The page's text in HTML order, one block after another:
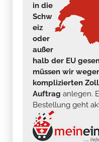
in die
Schw
eiz
oder
außer
halb der EU
müssen wir
komplizierten
Auftrag anlegen.
Bestellung geht